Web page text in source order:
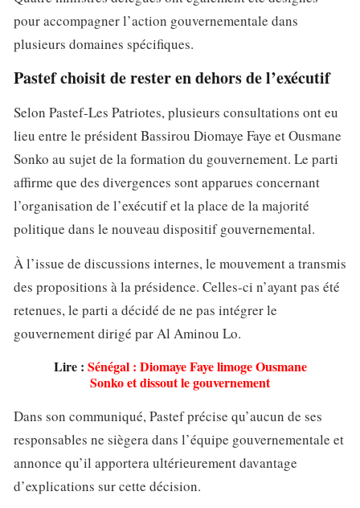
pour accompagner l’action gouvernementale dans
plusieurs domaines spécifiques.
Pastef choisit de rester en dehors de l’exécutif
Selon Pastef-Les Patriotes, plusieurs consultations ont eu
lieu entre le président Bassirou Diomaye Faye et Ousmane
Sonko au sujet de la formation du gouvernement. Le parti
affirme que des divergences sont apparues concernant
l’organisation de l’exécutif et la place de la majorité
politique dans le nouveau dispositif gouvernemental.
À l’issue de discussions internes, le mouvement a transmis
des propositions à la présidence. Celles-ci n’ayant pas été
retenues, le parti a décidé de ne pas intégrer le
gouvernement dirigé par Al Aminou Lo.
Lire : Sénégal : Diomaye Faye limoge Ousmane
Sonko et dissout le gouvernement
Dans son communiqué, Pastef précise qu’aucun de ses
responsables ne siègera dans l’équipe gouvernementale et
annonce qu’il apportera ultérieurement davantage
d’explications sur cette décision.